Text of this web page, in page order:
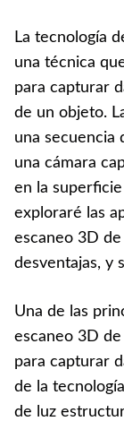
La tecnología
una técnica
para capturar
de un objeto.
una secuencia
una cámara
en la
exploraré las
escaneo 3D
desventajas, y
Una de las
escaneo 3D
para capturar
de la
de luz